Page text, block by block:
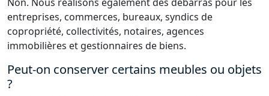
entreprises, commerces, bureaux, syndics de
copropriété, collectivités, notaires, agences
immobilières et gestionnaires de biens.
Peut-on conserver certains meubles ou objets
?